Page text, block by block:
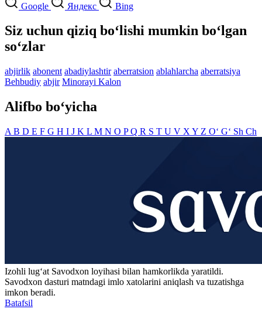
Google Яндекс Bing
Siz uchun qiziq bo‘lishi mumkin bo‘lgan
so‘zlar
abjirlik abonent abadiylashtir aberratsion ablahlarcha aberratsiya
Behbudiy abjir Minorayi Kalon
Alifbo bo‘yicha
A B D E F G H I J K L M N O PQ R S T U V X Y Z O‘ G‘ Sh Ch
Izohli lugʻat Savodxon loyihasi bilan hamkorlikda yaratildi.
Savodxon dasturi matndagi imlo xatolarini aniqlash va tuzatishga
imkon beradi.
Batafsil